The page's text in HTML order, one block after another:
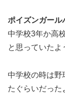
ポイズンガール
中学校3年か高
と思っていたよ
中学校の時は野
たぐらいだった